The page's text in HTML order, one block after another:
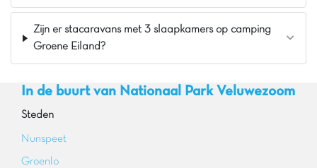
Zijn er stacaravans met 3 slaapkamers op camping
Groene Eiland?
In de buurt van Nationaal Park Veluwezoom
Steden
Nunspeet
Groenlo